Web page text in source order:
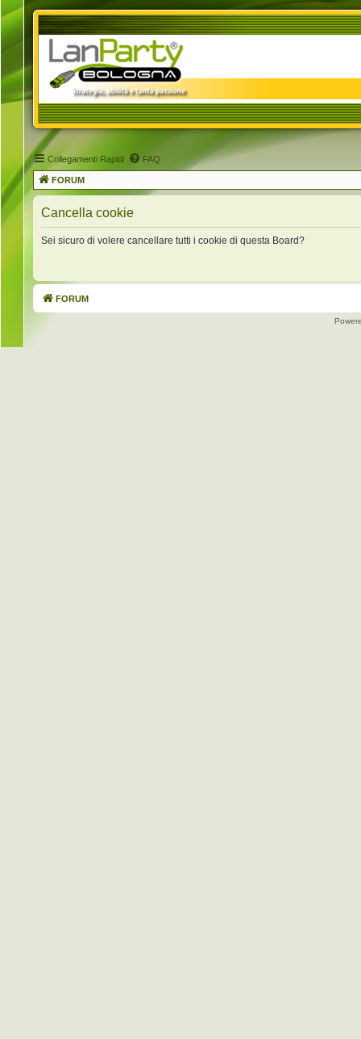
Collegamenti Rapidi FAQ
FORUM
Cancella cookie
Sei sicuro di volere cancellare tutti i cookie di questa Board?
FORUM